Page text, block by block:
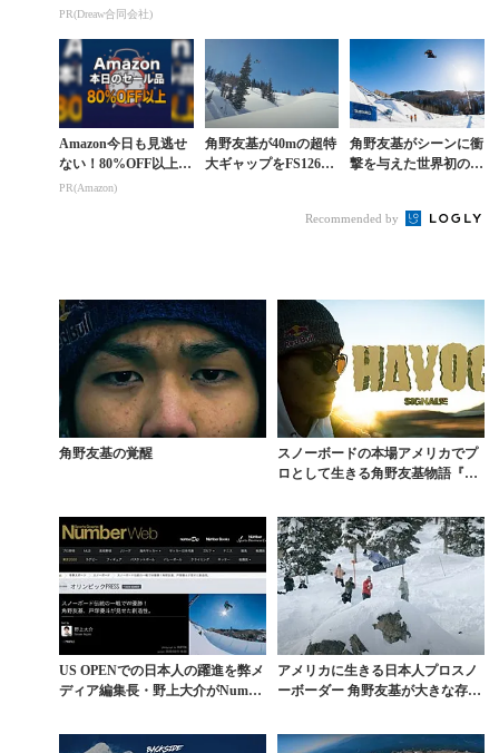
コ使ってます。
PR(Dreaw合同会社)
4章〉“親子...
Amazon今日も見逃せ
ない！80%OFF以上が
続々登場
PR(Amazon)
角野友基が40mの超特
大ギャップをFS1260
角野友基がシーンに衝
撃を与えた世界初の連
Recommended by
角野友基の覚醒
スノーボードの本場アメリカでプ
ロとして生きる角野友基物語『HA
US OPENでの日本人の躍進を弊メ
ディア編集長・野上大介がNumbe
アメリカに生きる日本人プロスノ
ーボーダー 角野友基が大きな存在